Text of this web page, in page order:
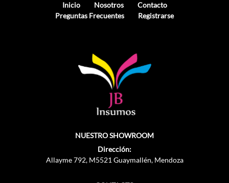
Inicio Nosotros
Contacto
Preguntas Frecuentes
Registrarse
NUESTRO SHOWROOM
Dirección:
Allayme 792, M5521 Guaymallén, Mendoza